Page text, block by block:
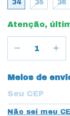
34 35 36
Atenção,
Entregas para o
Meios de
Não sei meu